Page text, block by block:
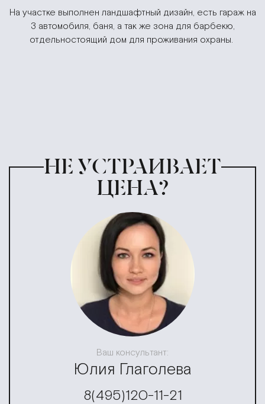
На участке выполнен ландшафтный дизайн, есть гараж на
3 автомобиля, баня, а так же зона для барбекю,
отдельностоящий дом для проживания охраны.
НЕ УСТРАИВАЕТ
ЦЕНА?
Ваш консультант:
Юлия Глаголева
8(495)120-11-21